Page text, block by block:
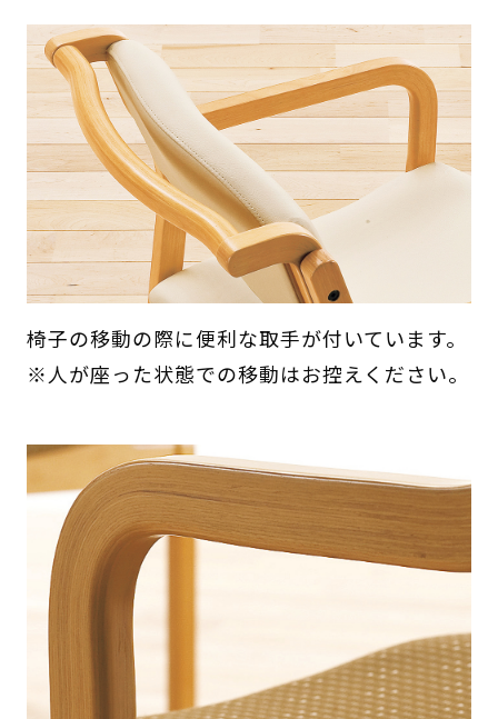
椅子の移動の際に便利な取手が付いています。
※人が座った状態での移動はお控えください。